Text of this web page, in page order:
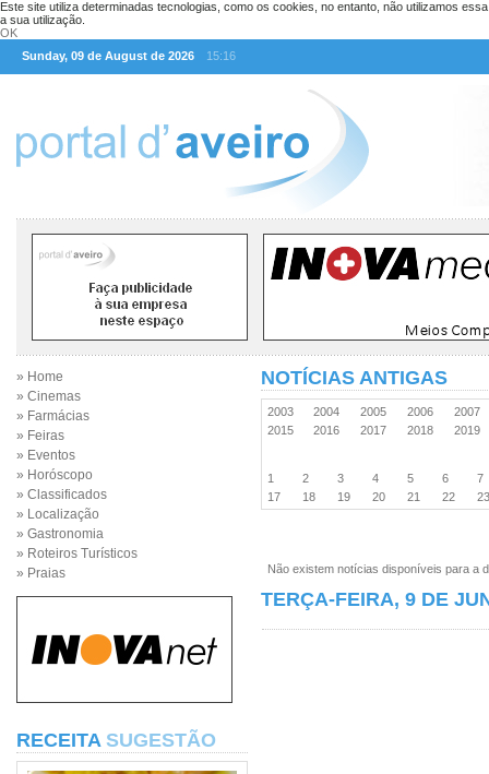
Este site utiliza determinadas tecnologias, como os cookies, no entanto, não utilizamos
a sua utilização.
OK
Sunday, 09 de August de 2026
15:16
» Home
» Cinemas
» Farmácias
» Feiras
» Eventos
» Horóscopo
» Classificados
» Localização
» Gastronomia
» Roteiros Turísticos
» Praias
RECEITA SUGESTÃO
NOTÍCIAS ANTIGAS
2003 2004 2005 2006
2007
2015
2016 2017 2018 2019
1 2 3 4 5 6
7
17
18 19 20 21 22
Não existem notícias disponíveis para a
TERÇA-FEIRA, 9 DE